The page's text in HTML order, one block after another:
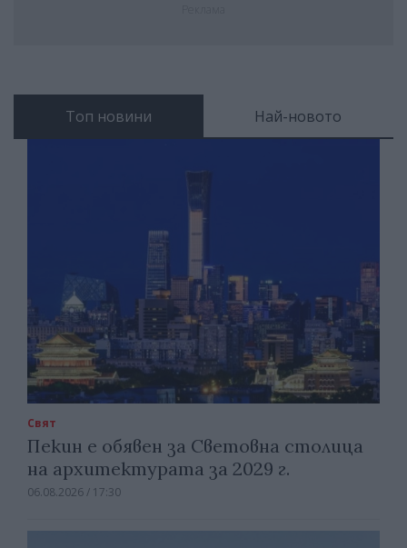
Топ новини Най-новото
Свят
Пекин е обявен за Световна столица
на архитектурата за 2029 г.
06.08.2026 / 17:30